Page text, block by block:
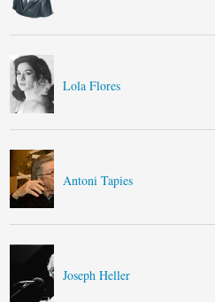
Lola Flores
Antoni Tapies
Joseph Heller